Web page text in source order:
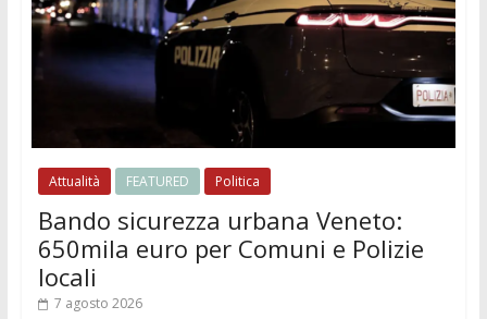
Attualità FEATURED Politica
Bando sicurezza urbana Veneto:
650mila euro per Comuni e Polizie
locali
7 agosto 2026